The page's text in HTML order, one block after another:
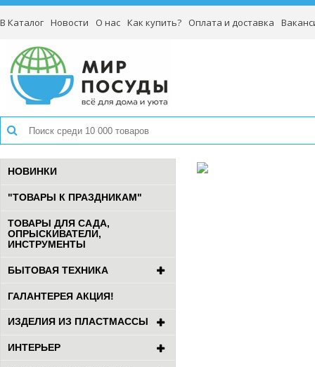
В Каталог Новости О нас Как купить? Оплата и доставка
НОВИНКИ
"ТОВАРЫ К ПРАЗДНИКАМ"
ТОВАРЫ ДЛЯ САДА,
ОПРЫСКИВАТЕЛИ,
ИНСТРУМЕНТЫ
БЫТОВАЯ ТЕХНИКА
ГАЛАНТЕРЕЯ АКЦИЯ!
ИЗДЕЛИЯ ИЗ ПЛАСТМАССЫ
ИНТЕРЬЕР